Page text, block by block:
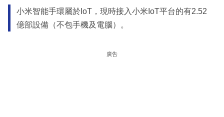
小米智能手環屬於IoT，現時接入小米IoT平台的有2.52
億部設備（不包手機及電腦）。
廣告